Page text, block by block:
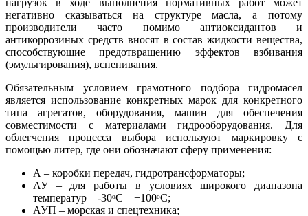
нагрузок в ходе выполнения нормативных работ может
негативно сказываться на структуре масла, а потому
производители часто помимо антиоксидантов и
антикоррозиных средств вносят в состав жидкости вещества,
способствующие предотвращению эффектов взбивания
(эмульгирования), вспенивания.
Обязательным условием грамотного подбора гидромасел
является использование конкретных марок для конкретного
типа агрегатов, оборудования, машин для обеспечения
совместимости с материалами гидрооборудования. Для
облегчения процесса выбора используют маркировку с
помощью литер, где они обозначают сферу применения:
А – коробки передач, гидротрансформаторы;
АУ – для работы в условиях широкого диапазона
температур – -30ᵒС – +100ᵒС;
АУП – морская и спецтехника;